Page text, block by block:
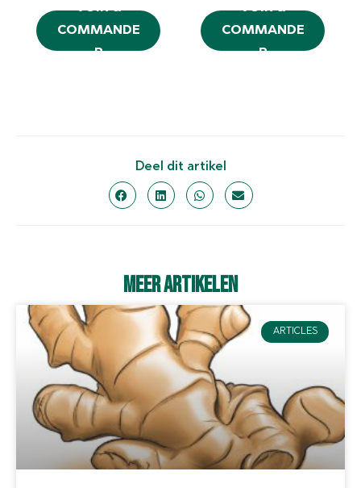
VOIR &
COMMANDE
R
VOIR &
COMMANDE
R
Deel dit artikel
Meer artikelen
ARTICLES